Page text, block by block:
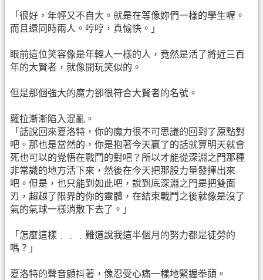
「很好，年輕又不自大。就是在等像妳們一樣的學生喔。
而且還同時兩人。哼哼，真愉快。」
眼前這位笑容像是年輕人一樣的人，竟然是活了將近三百
年的大賢者，就像開玩笑似的。
但是那個強大的魔力卻很符合大賢者的名號。
蘿拉漸漸陷入混亂。
「話說回來夏洛特，你的魔力很不可思議的回到了原點對
吧。那也是當然的，你是抱著今天贏了的話就算明天就會
死也可以的覺悟在戰鬥的對吧？所以才能從深淵之門那種
非常識的地方活下來，然後在今天把那股力量發揮出來
吧。但是，也只能到如此吧，說到底深淵之門是把雙面
刃，超越了限界的你的靈體，在結束戰鬥之後就像是沒了
氣的氣球一樣消散下去了。」
「怎麼這樣﹒﹒﹒難道說我這半個月的努力都是徒勞的
嗎？」
夏洛特的聲音顫抖著，像忍受心痛一樣地緊握拳頭。